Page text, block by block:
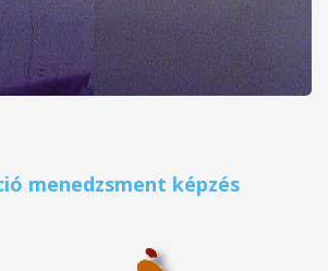
menedzsment képzés